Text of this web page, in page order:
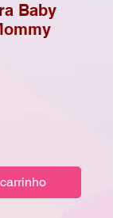
Baby